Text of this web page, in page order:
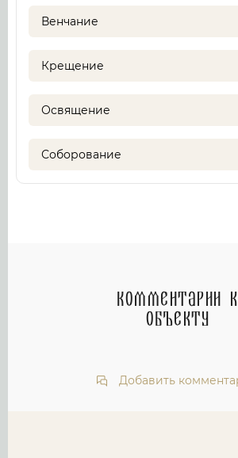
Венчание
Крещение
Освящение
Соборование
Комментарии к
объекту
Добавить